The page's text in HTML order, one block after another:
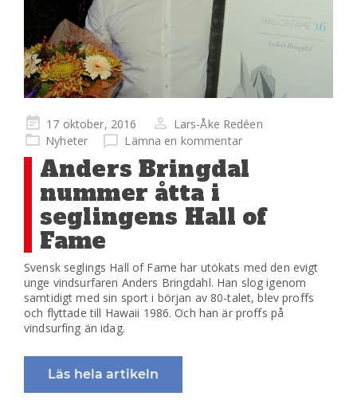
Publicerad
på
17 oktober, 2016
Lars-Åke Redéen
Nyheter
Lämna en kommentar
Anders Bringdal
nummer åtta i
seglingens Hall of
Fame
Svensk seglings Hall of Fame har utökats med den evigt
unge vindsurfaren Anders Bringdahl. Han slog igenom
samtidigt med sin sport i början av 80-talet, blev proffs
och flyttade till Hawaii 1986. Och han är proffs på
vindsurfing än idag.
Läs hela artikeln